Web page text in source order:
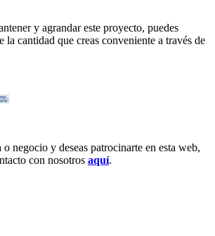
y agrandar este proyecto, puedes
la cantidad que creas conveniente a través de
o negocio y deseas patrocinarte en esta web,
con nosotros aquí.